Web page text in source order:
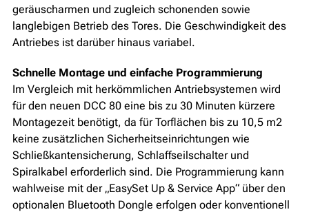
geräuscharmen und zugleich schonenden sowie
langlebigen Betrieb des Tores. Die Geschwindigkeit des
Antriebes ist darüber hinaus variabel.
Schnelle Montage und einfache Programmierung
Im Vergleich mit herkömmlichen Antriebsystemen wird
für den neuen DCC 80 eine bis zu 30 Minuten kürzere
Montagezeit benötigt, da für Torflächen bis zu 10,5 m2
keine zusätzlichen Sicherheitseinrichtungen wie
Schließkantensicherung, Schlaffseilschalter und
Spiralkabel erforderlich sind. Die Programmierung kann
wahlweise mit der „EasySet Up & Service App“ über den
optionalen Bluetooth Dongle erfolgen oder konventionell